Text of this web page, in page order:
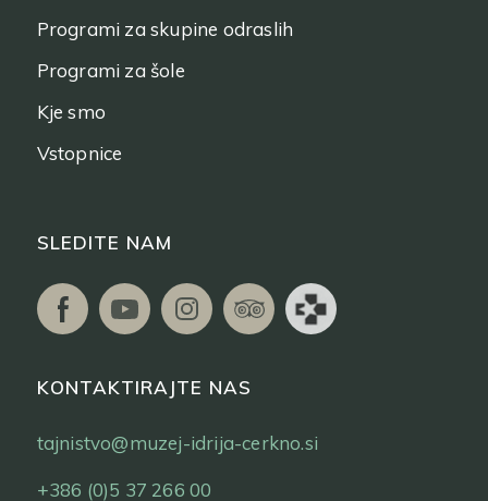
Programi za skupine odraslih
Programi za šole
Kje smo
Vstopnice
SLEDITE NAM
KONTAKTIRAJTE NAS
tajnistvo@muzej-idrija-cerkno.si
+386 (0)5 37 266 00